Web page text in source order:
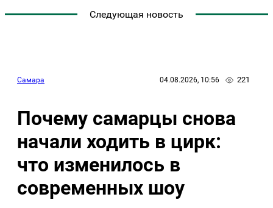
Следующая новость
Самара 04.08.2026, 10:56 221
Почему самарцы снова
начали ходить в цирк:
что изменилось в
современных шоу